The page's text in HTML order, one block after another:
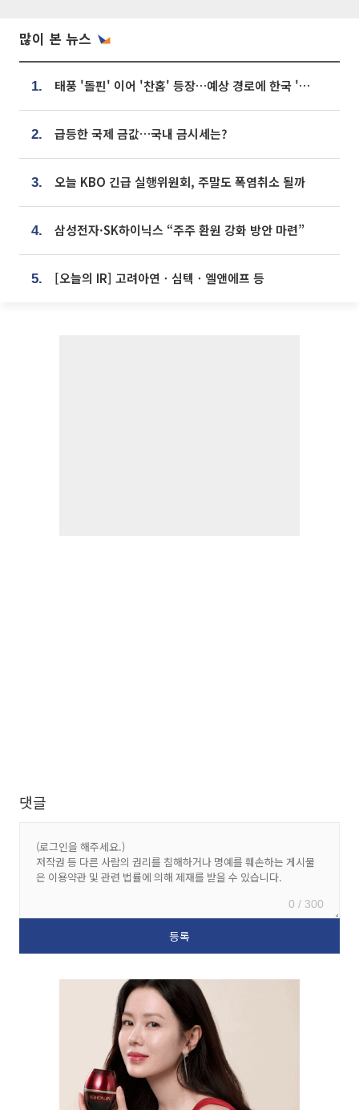
많이 본 뉴스
1. 태풍 '돌핀' 이어 '찬홈' 등장…예상 경로에 한국 '한숨'
2. 급등한 국제 금값…국내 금시세는?
3. 오늘 KBO 긴급 실행위원회, 주말도 폭염취소 될까
4. 삼성전자·SK하이닉스 “주주 환원 강화 방안 마련”
5. [오늘의 IR] 고려아연ㆍ심텍ㆍ엘앤에프 등
댓글
0 / 300